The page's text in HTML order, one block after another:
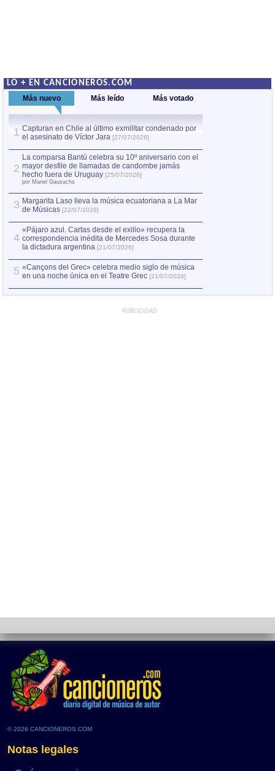
LO + EN CANCIONEROS.COM
Más nuevo Más leído Más votado
1 Capturan en Chile al último exmilitar condenado por
el asesinato de Víctor Jara [27/07/2026]
2
La comparsa Bantú celebra su 10º aniversario con el
mayor desfile de llamadas de candombe jamás
hecho fuera de Uruguay [25/07/2026]
por Manel Gausachs
3 Margarita Laso lleva la música ecuatoriana a La Mar
de Músicas [22/07/2026]
4
«Pájaro azul. Cartas desde el exilio» recupera la
correspondencia inédita de Mercedes Sosa durante
la dictadura argentina [21/07/2026]
5 «Cançons del Grec» celebra medio siglo de música
en una noche única en el Teatre Grec [21/07/2026]
PUBLICIDAD
© 2026 CANCIONEROS.COM
Notas legales